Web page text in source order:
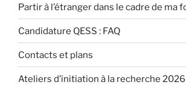
Partir à l’étranger dans le cadre de ma
Candidature QESS : FAQ
Contacts et plans
Ateliers d’initiation à la recherche